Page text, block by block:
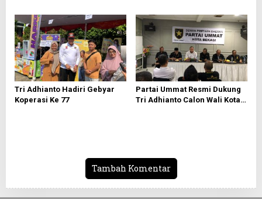
Tri Adhianto Hadiri Gebyar
Koperasi Ke 77
Partai Ummat Resmi Dukung
Tri Adhianto Calon Wali Kota
Tambah Komentar